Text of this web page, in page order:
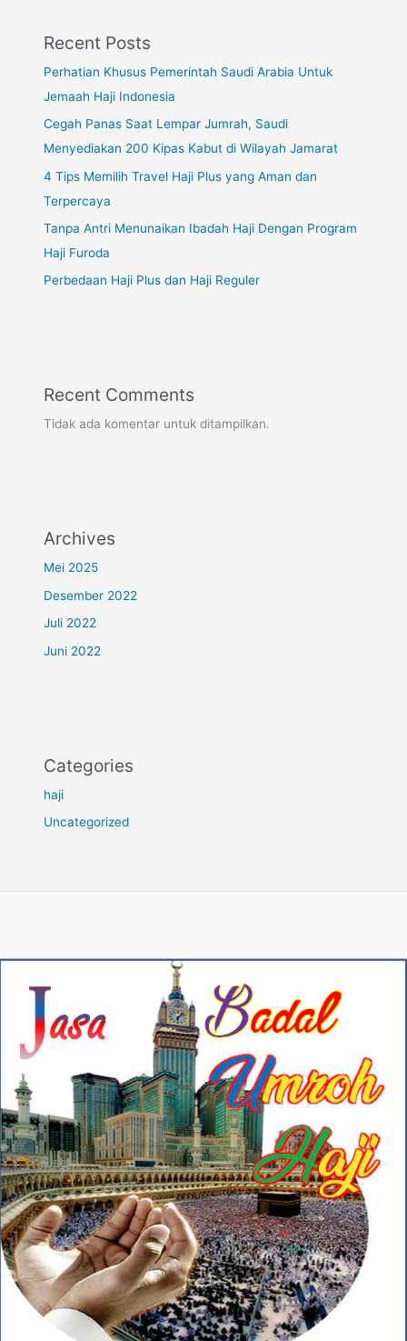
Recent Posts
Perhatian Khusus Pemerintah Saudi Arabia Untuk
Jemaah Haji Indonesia
Cegah Panas Saat Lempar Jumrah, Saudi
Menyediakan 200 Kipas Kabut di Wilayah Jamarat
4 Tips Memilih Travel Haji Plus yang Aman dan
Terpercaya
Tanpa Antri Menunaikan Ibadah Haji Dengan Program
Haji Furoda
Perbedaan Haji Plus dan Haji Reguler
Recent Comments
Tidak ada komentar untuk ditampilkan.
Archives
Mei 2025
Desember 2022
Juli 2022
Juni 2022
Categories
haji
Uncategorized